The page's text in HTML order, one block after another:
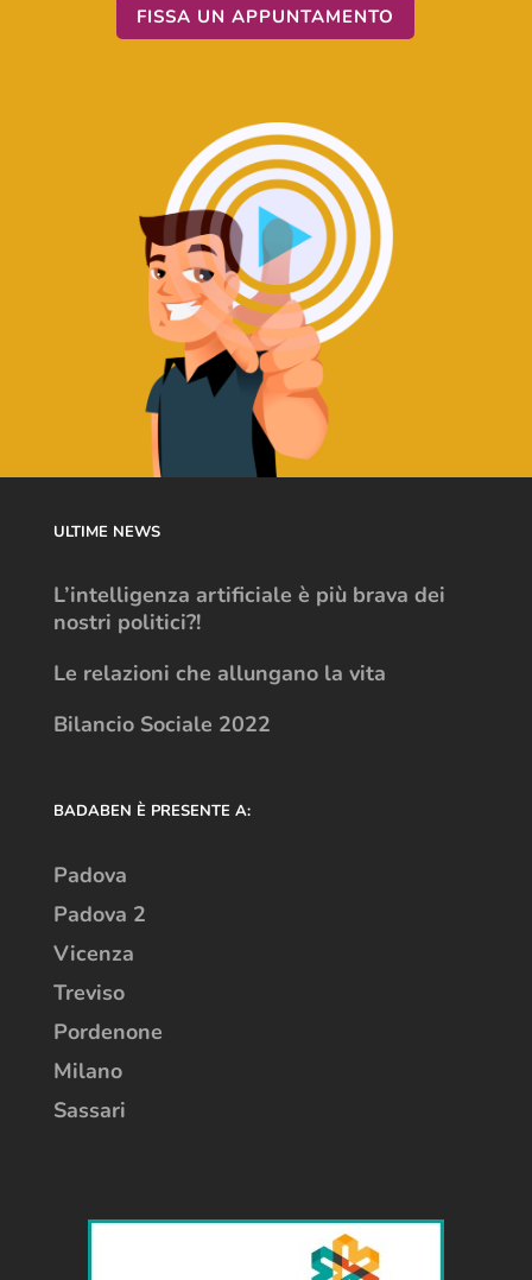
FISSA UN APPUNTAMENTO
ULTIME NEWS
L’intelligenza artificiale è più brava dei
nostri politici?!
Le relazioni che allungano la vita
Bilancio Sociale 2022
BADABEN È PRESENTE A:
Padova
Padova 2
Vicenza
Treviso
Pordenone
Milano
Sassari